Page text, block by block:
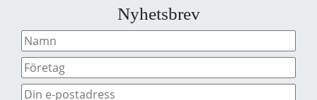
Nyhetsbrev